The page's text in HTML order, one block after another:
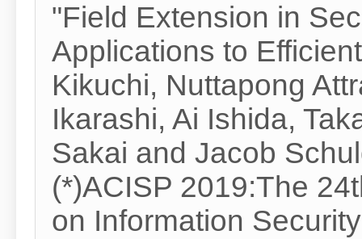
"Field Extension in
Applications to
Kikuchi, Nuttapong
Ikarashi, Ai Ishida,
Sakai and Jacob
(*)ACISP 2019:The
on Information